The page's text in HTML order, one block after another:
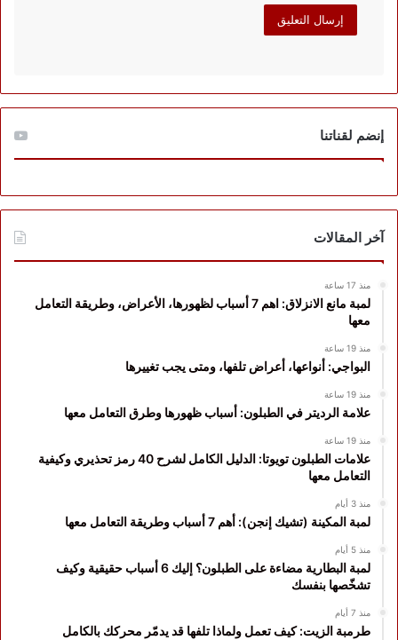
إنضم لقناتنا
آخر المقالات
منذ 17 ساعة
لمبة مانع الانزلاق: اهم 7 أسباب لظهورها، الأعراض، وطريقة التعامل
معها
منذ 19 ساعة
البواجي: أنواعها، أعراض تلفها، ومتى يجب تغييرها
منذ 19 ساعة
علامة الرديتر في الطبلون: أسباب ظهورها وطرق التعامل معها
منذ 19 ساعة
علامات الطبلون تويوتا: الدليل الكامل لشرح 40 رمز تحذيري وكيفية
التعامل معها
منذ 3 أيام
لمبة المكينة (تشيك إنجن): أهم 7 أسباب وطريقة التعامل معها
منذ 5 أيام
لمبة البطارية مضاءة على الطبلون؟ إليك 6 أسباب حقيقية وكيف
تشخّصها بنفسك
منذ 7 أيام
طرمبة الزيت: كيف تعمل ولماذا تلفها قد يدمّر محركك بالكامل